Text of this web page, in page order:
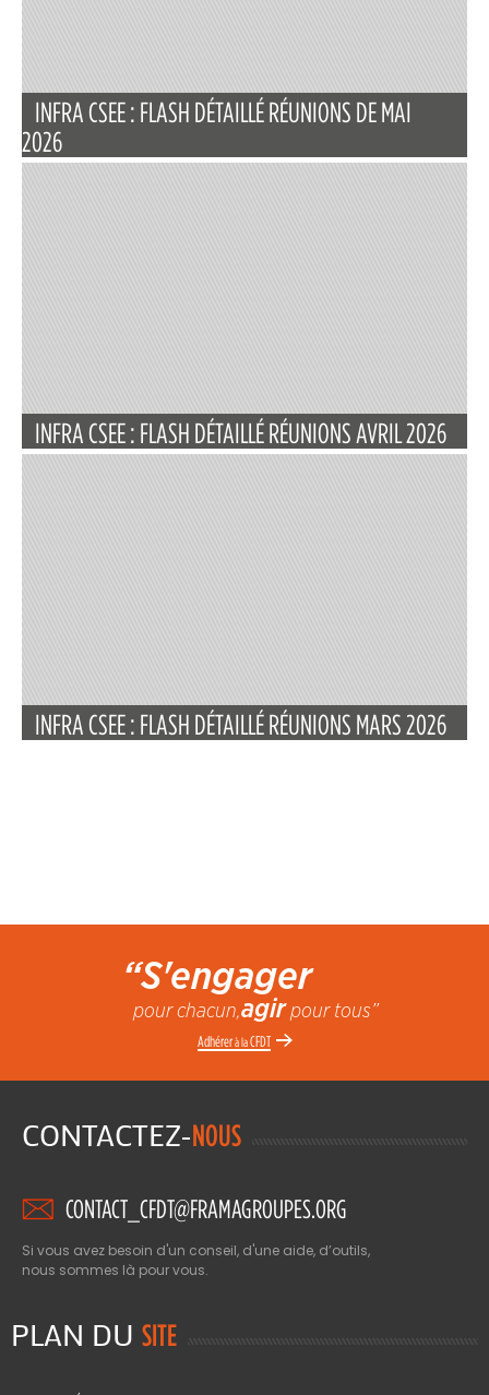
INFRA CSEE : FLASH DÉTAILLÉ RÉUNIONS DE MAI
2026
INFRA CSEE : FLASH DÉTAILLÉ RÉUNIONS AVRIL 2026
INFRA CSEE : FLASH DÉTAILLÉ RÉUNIONS MARS 2026
“S'engager
pour chacun,agirpour tous”
Adhérerà laCFDT
CONTACTEZ-NOUS
CONTACT_CFDT@FRAMAGROUPES.ORG
Si vous avez besoin d'un conseil, d'une aide, d’outils,
nous sommes là pour vous.
PLAN DU SITE